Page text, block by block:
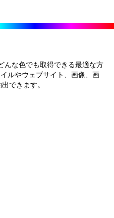
な色でも取得できる最適な方
ルやウェブサイト、画像、画
できます。